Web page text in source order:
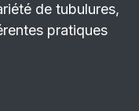
de tubulures,
pratiques